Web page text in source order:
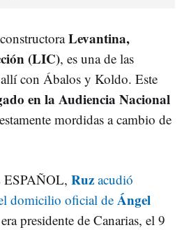
Levantina,
(LIC), es una de las
con Ábalos y Koldo. Este
en la Audiencia Nacional
mordidas a cambio de
ESPAÑOL, Ruz acudió
domicilio oficial de Ángel
presidente de Canarias, el 9